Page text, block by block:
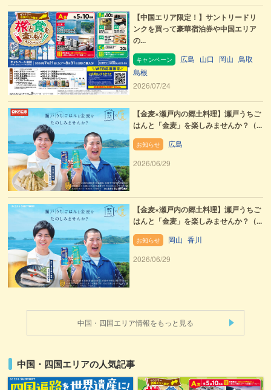
【中国エリア限定！】サントリードリ
ンクを買って豪華宿泊券や中国エリア
の...
キャンペーン 広島 山口 岡山 鳥取
島根
2026/07/24
【金麦×瀬戸内の郷土料理】瀬戸うちご
はんと「金麦」を楽しみませんか？（...
お知らせ
広島
2026/06/29
【金麦×瀬戸内の郷土料理】瀬戸うちご
はんと「金麦」を楽しみませんか？（...
お知らせ 岡山 香川
2026/06/29
中国・四国エリア情報をもっと見る
中国・四国エリアの人気記事